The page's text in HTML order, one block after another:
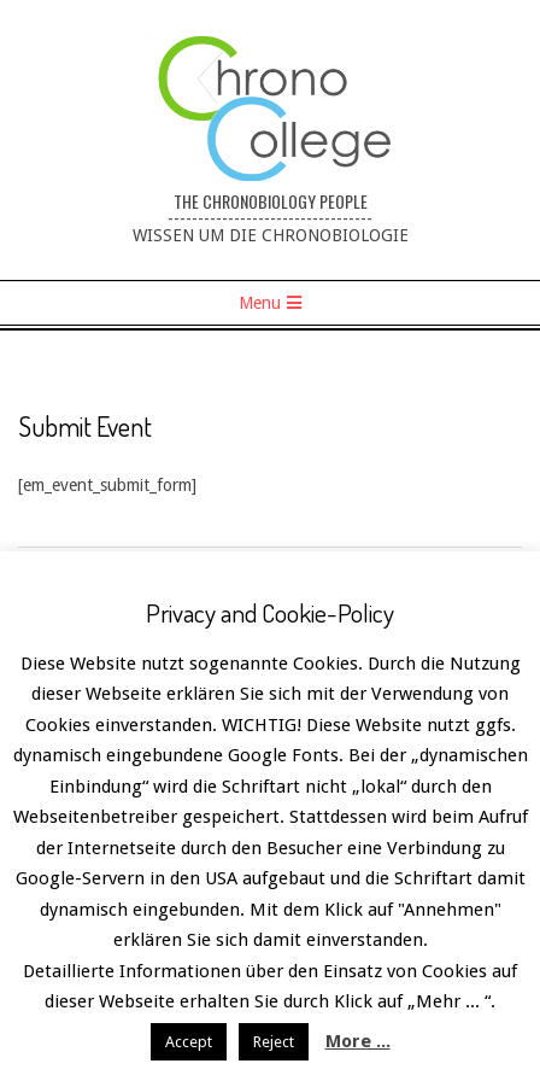
THE CHRONOBIOLOGY PEOPLE
----------------------------------
WISSEN UM DIE CHRONOBIOLOGIE
Menu
Submit Event
[em_event_submit_form]
Privacy and Cookie-Policy
Diese Website nutzt sogenannte Cookies. Durch die Nutzung
dieser Webseite erklären Sie sich mit der Verwendung von
Cookies einverstanden. WICHTIG! Diese Website nutzt ggfs.
dynamisch eingebundene Google Fonts. Bei der „dynamischen
Einbindung“ wird die Schriftart nicht „lokal“ durch den
Webseitenbetreiber gespeichert. Stattdessen wird beim Aufruf
der Internetseite durch den Besucher eine Verbindung zu
Google-Servern in den USA aufgebaut und die Schriftart damit
dynamisch eingebunden. Mit dem Klick auf "Annehmen"
erklären Sie sich damit einverstanden.
Detaillierte Informationen über den Einsatz von Cookies auf
dieser Webseite erhalten Sie durch Klick auf „Mehr ... “.
Accept Reject More ...